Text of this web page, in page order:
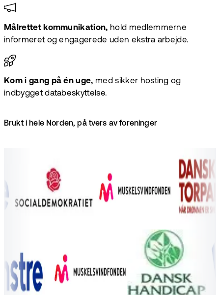
Målrettet kommunikation, hold medlemmerne
informeret og engagerede uden ekstra arbejde.
Kom i gang på én uge, med sikker hosting og
indbygget databeskyttelse.
Brukt i hele Norden, på tvers av foreninger